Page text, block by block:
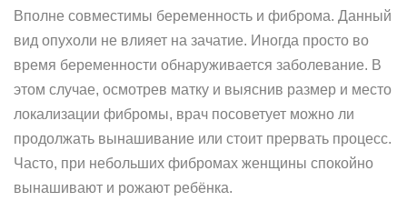
Вполне совместимы беременность и фиброма. Данный
вид опухоли не влияет на зачатие. Иногда просто во
время беременности обнаруживается заболевание. В
этом случае, осмотрев матку и выяснив размер и место
локализации фибромы, врач посоветует можно ли
продолжать вынашивание или стоит прервать процесс.
Часто, при небольших фибромах женщины спокойно
вынашивают и рожают ребёнка.